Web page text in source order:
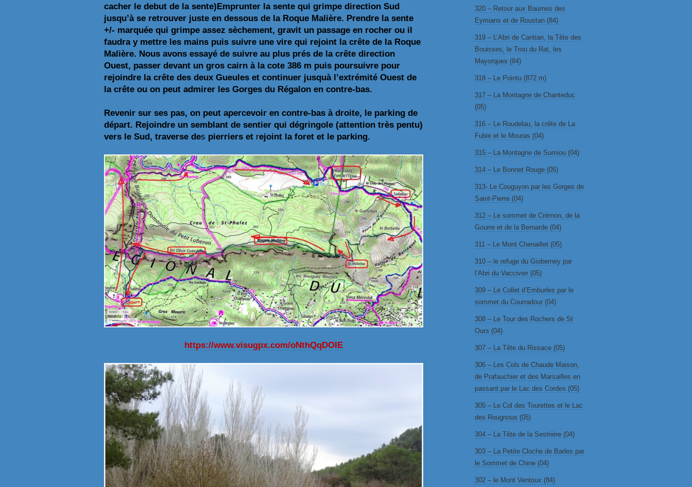
cacher le debut de la sente)Emprunter la sente qui grimpe direction Sud
jusqu’à se retrouver juste en dessous de la Roque Malière. Prendre la sente
+/- marquée qui grimpe assez sèchement, gravit un passage en rocher ou il
faudra y mettre les mains puis suivre une vire qui rejoint la crête de la Roque
Malière. Nous avons essayé de suivre au plus prés de la crête direction
Ouest, passer devant un gros cairn à la cote 386 m puis poursuivre pour
rejoindre la crête des deux Gueules et continuer jusquà l’extrémité Ouest de
la crête ou on peut admirer les Gorges du Régalon en contre-bas.
Revenir sur ses pas, on peut apercevoir en contre-bas à droite, le parking de
départ. Rejoindre un semblant de sentier qui dégringole (attention très pentu)
vers le Sud, traverse des pierriers et rejoint la foret et le parking.
https://www.visugpx.com/oNthQqDOIE
320 – Retour aux Baumes des
Eymians et de Roustan (84)
319 – L’Abri de Cantian, la Tête des
Bouisses, le Trou du Rat, les
Mayorques (84)
318 – Le Pointu (872 m)
317 – La Montagne de Chanteduc
(05)
316 – Le Roudelau, la crête de La
Fubie et le Mouras (04)
315 – La Montagne de Sumiou (04)
314 – Le Bonnet Rouge (05)
313- Le Couguyon par les Gorges de
Saint-Pierre (04)
312 – Le sommet de Crémon, de la
Gourre et de la Bernarde (04)
311 – Le Mont Chenaillet (05)
310 – le refuge du Gioberney par
l’Abri du Vaccivier (05)
309 – Le Collet d’Emburles par le
sommet du Courradour (04)
308 – Le Tour des Rochers de St
Ours (04)
307 – La Tête du Rissace (05)
306 – Les Cols de Chaude Maison,
de Prafauchier et des Marsailles en
passant par le Lac des Cordes (05)
305 – Le Col des Tourettes et le Lac
des Rougnous (05)
304 – La Tête de la Sestrière (04)
303 – La Petite Cloche de Barles par
le Sommet de Chine (04)
302 – le Mont Ventoux (84)